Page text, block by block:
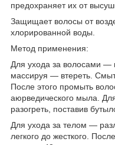
предохраняет их от
Защищает волосы от
хлорированной воды.
Метод применения:
Для ухода за волосами —
массируя — втереть.
После этого промыть
аюрведического мыла.
разогреть, поставив
Для ухода за телом —
легкого до жесткого.